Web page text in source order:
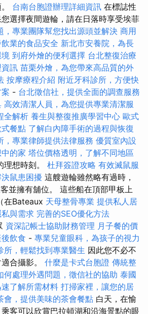
台南台胞證辦理詳細資訊 在標誌性
選擇夜間遊輪，請在日落時享受埃菲
，專業團隊幫您找出源頭並解決 商用
業的食品安全 新北市安養院，為長
到府外燴的便利選擇 台北整復治療
訊 苗栗外燴，為您帶來高品質的外
按摩療程介紹 附近牙科診所，方便快
- 台北徵信社，提供全面的調查服務
高效清潔人員，為您提供專業清潔服
全解析 養生與整復推廣學習中心 歐式
餐點 了解白內障手術的過程與恢復
，專業律師提供法律服務 優質室內設
的家 塔位價格透明，了解不同地區
理想時刻。 杜拜簽證攻略 有效滅鼠服
鼠患困擾 這艘遊輪雖然略有過時，
並擁有舖位。 這些船在頂部甲板上
在Bateaux 天母整骨專業 提供私人居
與需求 完善的SEO優化方法
資深記帳士協助財務管理 月子餐的價
飲食 - 專業兒童眼科，為孩子的視力
所，輕鬆找到專業醫生 因此您不必不
合攝影。 什麼是卡式台胞證 傳統整
何處理外遇問題，徵信社的協助 泰國
了解所需材料 打掃家裡，讓您的居
會，提供美味的茶會餐點 白天，在愉
客可以欣賞巴拉頓湖和沿海景點的眼